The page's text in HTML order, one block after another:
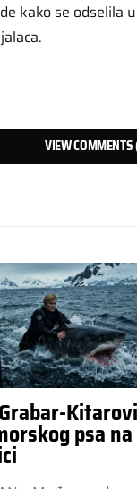
kako se odselila
VIEW
psa na